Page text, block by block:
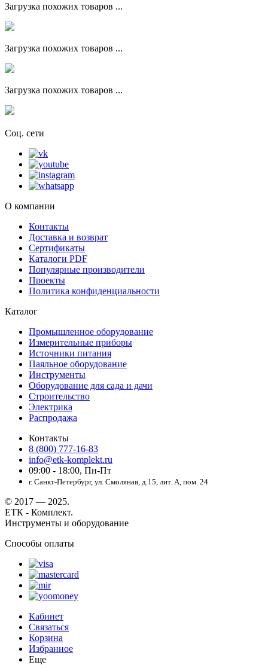
Загрузка похожих товаров ...
Загрузка похожих товаров ...
Загрузка похожих товаров ...
Соц. сети
О компании
Контакты
Доставка и возврат
Сертификаты
Каталоги PDF
Популярные производители
Проекты
Политика конфиденциальности
Каталог
Промышленное оборудование
Измерительные приборы
Источники питания
Паяльное оборудование
Инструменты
Оборудование для сада и дачи
Строительство
Электрика
Распродажа
Контакты
8 (800) 777-16-83
info@etk-komplekt.ru
09:00 - 18:00, Пн-Пт
г. Санкт-Петербург, ул. Смоляная, д.15, лит. А, пом. 24
© 2017 — 2025.
ЕТК - Комплект.
Инструменты и оборудование
Способы оплаты
Кабинет
Связаться
Корзина
Избранное
Еще